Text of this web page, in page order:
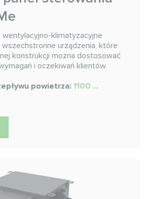
wentylacyjno-klimatyzacyjne
urządzenia, które
konstrukcji można dostosować
i oczekiwań klientów.
powietrza: 1100 ...